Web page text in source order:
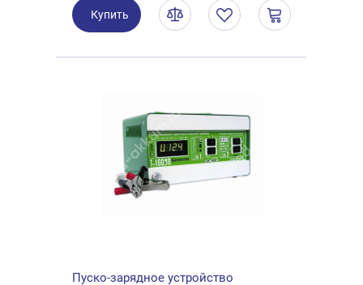
Купить
Пуско-зарядное устройство